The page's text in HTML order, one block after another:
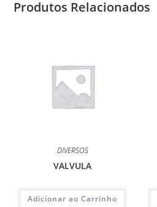
Produtos Relacionados
DIVERSOS
VALVULA
Adicionar ao Carrinho